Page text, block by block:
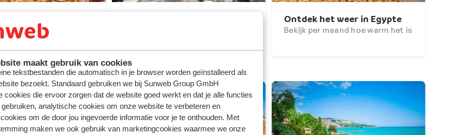
maakt gebruik van cookies
tekstbestanden die automatisch in je browser worden geïnstalleerd als
bezoekt. Standaard gebruiken we bij Sunweb Group GmbH
cookies die ervoor zorgen dat de website goed werkt en dat je alle functies
analytische cookies om onze website te verbeteren en
om de door jou ingevoerde informatie voor je te onthouden. Met
maken we ook gebruik van marketingcookies waarmee we onze
maand hoe warm het is
Ontdek het weer in Egypte
Bekijk per maand hoe warm het is